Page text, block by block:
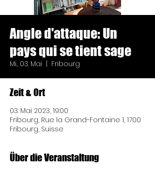
Angle d'attaque: Un
pays qui se tient sage
Mi., 03. Mai Fribourg
Zeit & Ort
03. Mai 2023, 19:00
Fribourg, Rue la Grand-Fontaine 1, 1700
Fribourg, Suisse
Über die Veranstaltung